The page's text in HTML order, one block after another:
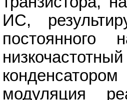
ИС,
постоянного
модуляция